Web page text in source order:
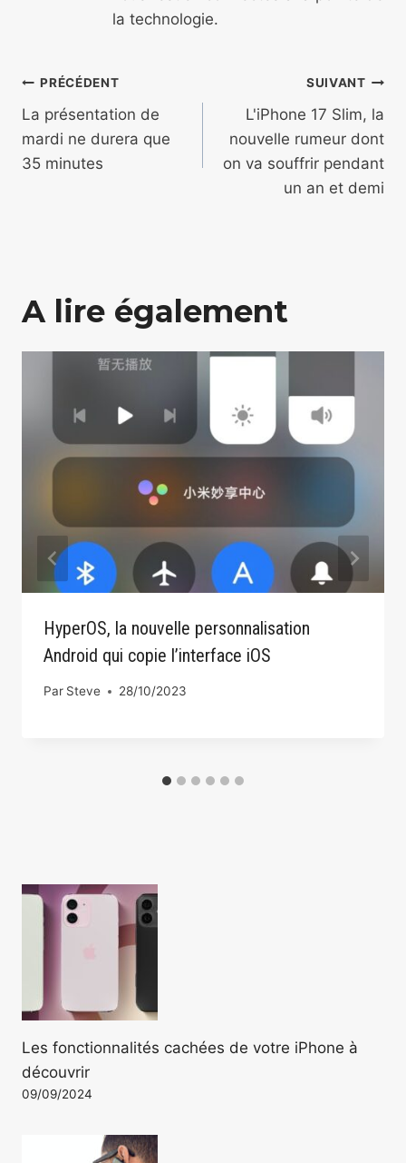
la technologie.
Navigation
de
l’article
PRÉCÉDENT
La présentation de
mardi ne durera que
35 minutes
SUIVANT
L'iPhone 17 Slim, la
nouvelle rumeur dont
on va souffrir pendant
un an et demi
A lire également
HyperOS, la nouvelle personnalisation
Android qui copie l’interface iOS
Par Steve 28/10/2023
Les fonctionnalités cachées de votre iPhone à
découvrir
09/09/2024